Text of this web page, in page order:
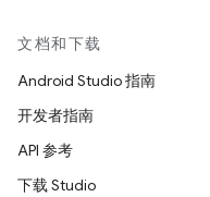
文档和下载
Android Studio 指南
开发者指南
API 参考
下载 Studio